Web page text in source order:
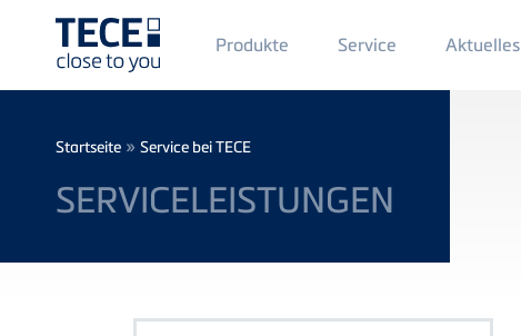
Main
Menü
1
Produkte Service Aktuelles
Breadcrumb
Startseite » Service bei TECE
SERVICELEISTUNGEN